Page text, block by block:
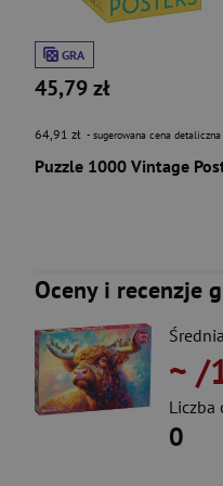
GRA
45,79 zł
64,91 zł - sugerowana cena detaliczna
Oceny i recenzje
~ /
Liczba
0